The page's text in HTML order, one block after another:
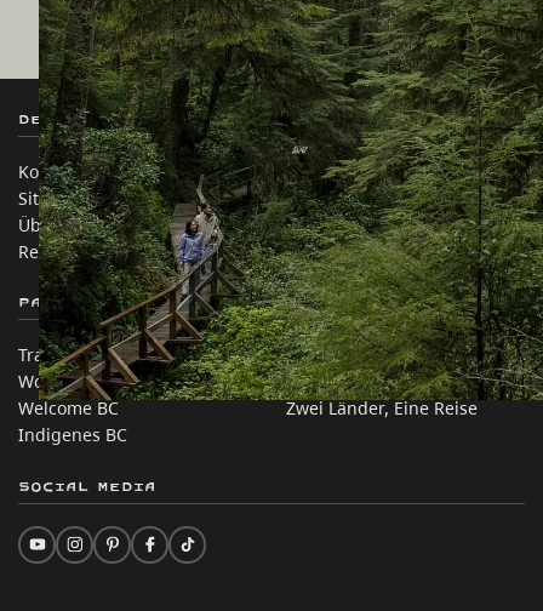
Destination BC
Kontakt
Sitemap
Über uns
Rechtliches & Richtlinien
Unsere Websites
Reisebranche
Medien
Unternehmen
简体中文 – China
Partnerseiten
Trade & Invest BC
Work BC
Welcome BC
Indigenes BC
Auf dieser Website
Reisevorschläge
Praktische Tipps
Zwei Länder, Eine Reise
Social Media